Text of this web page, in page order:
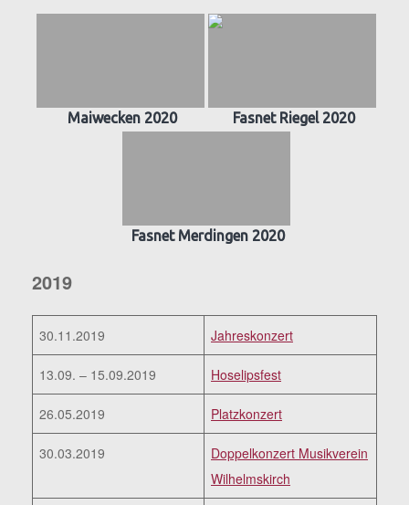
Maiwecken 2020 Fasnet Riegel 2020
Fasnet Merdingen 2020
2019
30.11.2019 Jahreskonzert
13.09. – 15.09.2019 Hoselipsfest
26.05.2019 Platzkonzert
30.03.2019
Doppelkonzert Musikverein
Wilhelmskirch